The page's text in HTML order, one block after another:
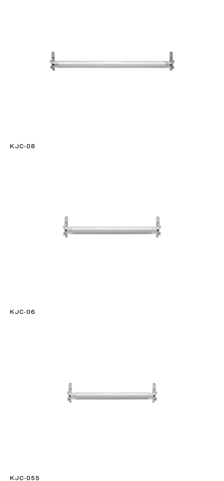
KJC-08
KJC-06
KJC-055